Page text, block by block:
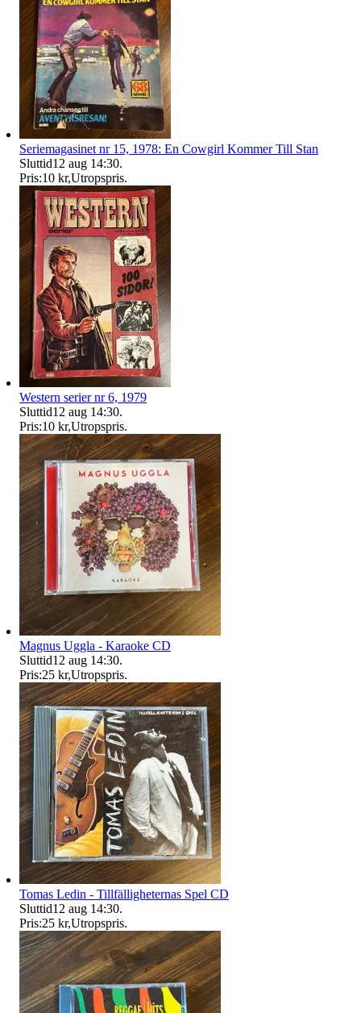
Seriemagasinet nr 15, 1978: En Cowgirl Kommer Till Stan
Sluttid12 aug 14:30.
Pris:10 kr,Utropspris.
Western serier nr 6, 1979
Sluttid12 aug 14:30.
Pris:10 kr,Utropspris.
Magnus Uggla - Karaoke CD
Sluttid12 aug 14:30.
Pris:25 kr,Utropspris.
Tomas Ledin - Tillfälligheternas Spel CD
Sluttid12 aug 14:30.
Pris:25 kr,Utropspris.